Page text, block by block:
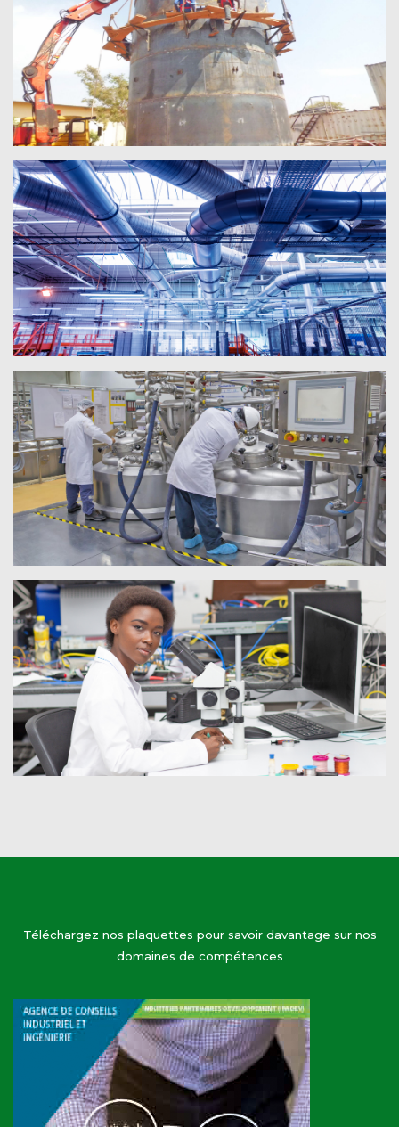
Téléchargez nos plaquettes pour savoir davantage sur nos
domaines de compétences